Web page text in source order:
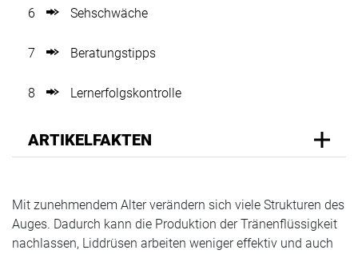
6 Sehschwäche
7 Beratungstipps
8 Lernerfolgskontrolle
ARTIKELFAKTEN
Mit zunehmendem Alter verändern sich viele Strukturen des
Auges. Dadurch kann die Produktion der Tränenflüssigkeit
nachlassen, Liddrüsen arbeiten weniger effektiv und auch